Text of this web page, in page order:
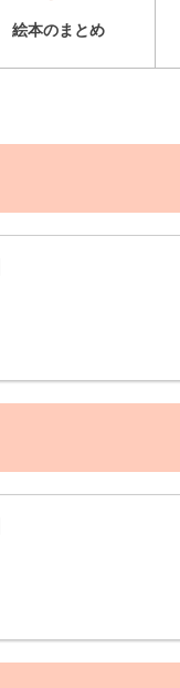
絵本のまとめ